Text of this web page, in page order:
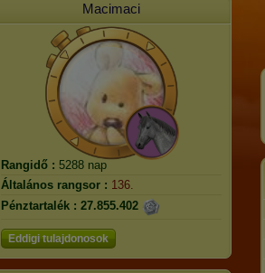
Macimaci
Rangidő : 5288 nap
Általános rangsor : 136.
Pénztartalék : 27.855.402
Eddigi tulajdonosok